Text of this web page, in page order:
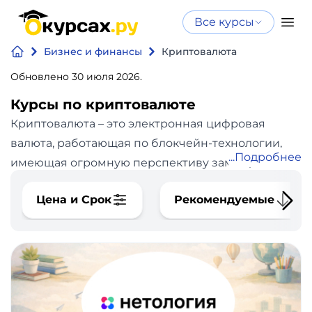
Все курсы
Бизнес и финансы
Криптовалюта
Обновлено 30 июля 2026.
Курсы по криптовалюте
Криптовалюта – это электронная цифровая
валюта, работающая по блокчейн-технологии,
имеющая огромную перспективу замещения
Кроме самой популярной валюты – Биткоин,
существуют, так называемые, альткоины, которые
активно используются в трейдинге. Пройдите
курс по криптовалюте, чтобы стать финансово
свободным человеком. Ниже список курсов,
которые помогут разобраться в том что такое
Подробнее
Цена и Срок Рекомендуемые
Нейросеть
Программирование
Бизнес
и
Дизайн
Аналитика
Видео,
Курсы по
искусственному
интеллекту
Курсы по нейросетям
Бесплатно